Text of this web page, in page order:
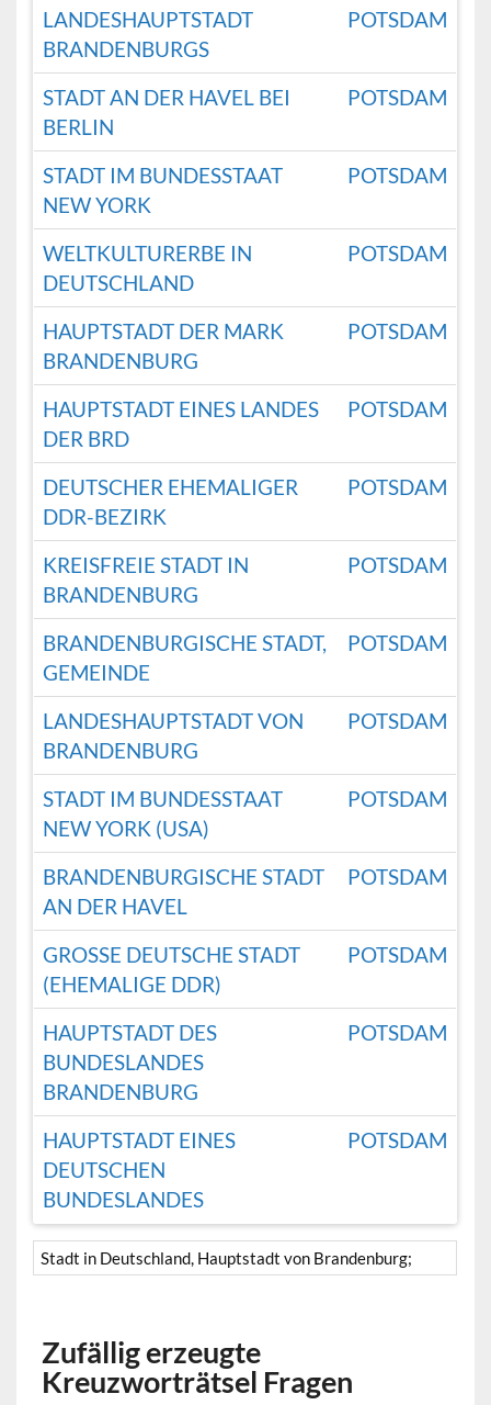
LANDESHAUPTSTADT
BRANDENBURGS
POTSDAM
STADT AN DER HAVEL BEI
BERLIN
POTSDAM
STADT IM BUNDESSTAAT
NEW YORK
POTSDAM
WELTKULTURERBE IN
DEUTSCHLAND
POTSDAM
HAUPTSTADT DER MARK
BRANDENBURG
POTSDAM
HAUPTSTADT EINES LANDES
DER BRD
POTSDAM
DEUTSCHER EHEMALIGER
DDR-BEZIRK
POTSDAM
KREISFREIE STADT IN
BRANDENBURG
POTSDAM
BRANDENBURGISCHE STADT,
GEMEINDE
POTSDAM
LANDESHAUPTSTADT VON
BRANDENBURG
POTSDAM
STADT IM BUNDESSTAAT
NEW YORK (USA)
POTSDAM
BRANDENBURGISCHE STADT
AN DER HAVEL
POTSDAM
GROSSE DEUTSCHE STADT (
EHEMALIGE DDR)
POTSDAM
HAUPTSTADT DES
BUNDESLANDES
BRANDENBURG
POTSDAM
HAUPTSTADT EINES
DEUTSCHEN
BUNDESLANDES
POTSDAM
Stadt in Deutschland, Hauptstadt von Brandenburg;
Zufällig erzeugte
Kreuzworträtsel Fragen